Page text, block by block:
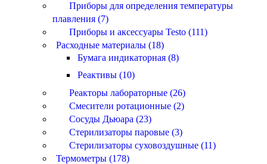
Приборы для определения температуры
плавления (7)
Приборы и аксессуары Testo (111)
Расходные материалы (18)
Бумага индикаторная (8)
Реактивы (10)
Реакторы лабораторные (26)
Смесители ротационные (2)
Сосуды Дьюара (23)
Стерилизаторы паровые (3)
Стерилизаторы суховоздушные (11)
Термометры (178)